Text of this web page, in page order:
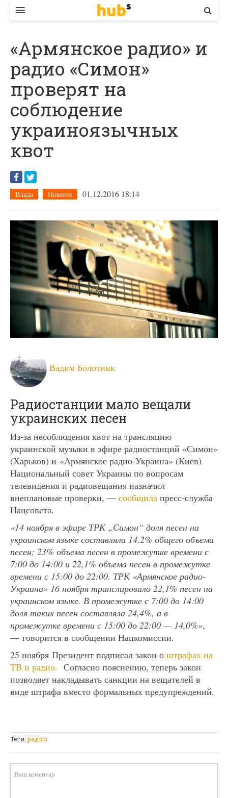
ЕКОНОМІКА
БІЗНЕС
СТАРТЕР
КОНТАКТИ
«Армянское радио» и
радио «Симон»
проверят на
соблюдение
украиноязычных
квот
Влада Новини 01.12.2016 18:14
Вадим Болотник
Радиостанции мало вещали
украинских песен
Из-за несоблюдения квот на трансляцию
украинской музыки в эфире радиостанций «Симон»
(Харьков) и «Армянское радио-Украина» (Киев)
Национальный совет Украины по вопросам
телевидения и радиовещания назначил
внеплановые проверки, — сообщила пресс-служба
Нацсовета.
«14 ноября в эфире ТРК „Симон“ доля песен на
украинском языке составляла 14,2% общего объема
песен; 23% объема песен в промежутке времени с
7:00 до 14:00 и 22,1% объема песен в промежутке
времени с 15:00 до 22:00. ТРК «Армянское радио-
Украина» 16 ноября транслировало 22,1% песен на
украинском языке. В промежутке с 7:00 до 14:00
доля таких песен составляла 24,4%, а в
промежутке времени с 15:00 до 22:00 — 14,0%»,
— говорится в сообщении Нацкомиссии.
25 ноября Президент подписал закон о штрафах на
ТВ и радио. Согласно пояснению, теперь закон
позволяет накладывать санкции на вещателей в
виде штрафа вместо формальных предупреждений.
Теги:радио